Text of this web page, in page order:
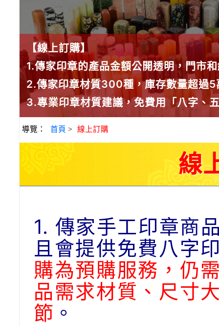
【線上訂購】
1.傳家印章的產品金額公開透明，門市
2.傳家印章材質300種，庫存數量超過
3.專業印章材質建議，免費用「八字、
導覽： 首頁 > 線上訂購
線
1. 傳家手工印章商
且會提供免費八字
購為預購服務，仍
品需求材質、尺寸
節 。